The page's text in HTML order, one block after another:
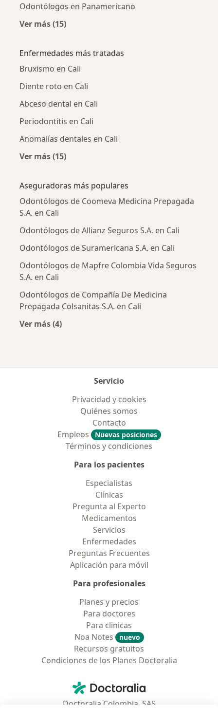
Odontólogos en Panamericano
Ver más (15)
Enfermedades más tratadas
Bruxismo en Cali
Diente roto en Cali
Abceso dental en Cali
Periodontitis en Cali
Anomalías dentales en Cali
Ver más (15)
Aseguradoras más populares
Odontólogos de Coomeva Medicina Prepagada
S.A. en Cali
Odontólogos de Allianz Seguros S.A. en Cali
Odontólogos de Suramericana S.A. en Cali
Odontólogos de Mapfre Colombia Vida Seguros
S.A. en Cali
Odontólogos de Compañía De Medicina
Prepagada Colsanitas S.A. en Cali
Ver más (4)
Servicio
Privacidad y cookies
Quiénes somos
Contacto
Empleos
Nuevas posiciones
Términos y condiciones
Para los pacientes
Especialistas
Clínicas
Pregunta al Experto
Medicamentos
Servicios
Enfermedades
Preguntas Frecuentes
Aplicación para móvil
Para profesionales
Planes y precios
Para doctores
Para clinicas
Noa Notes
nuevo
Recursos gratuitos
Condiciones de los Planes Doctoralia
Doctoralia - Página de inicio
Doctoralia Colombia, SAS